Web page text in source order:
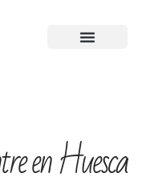
en Huesca